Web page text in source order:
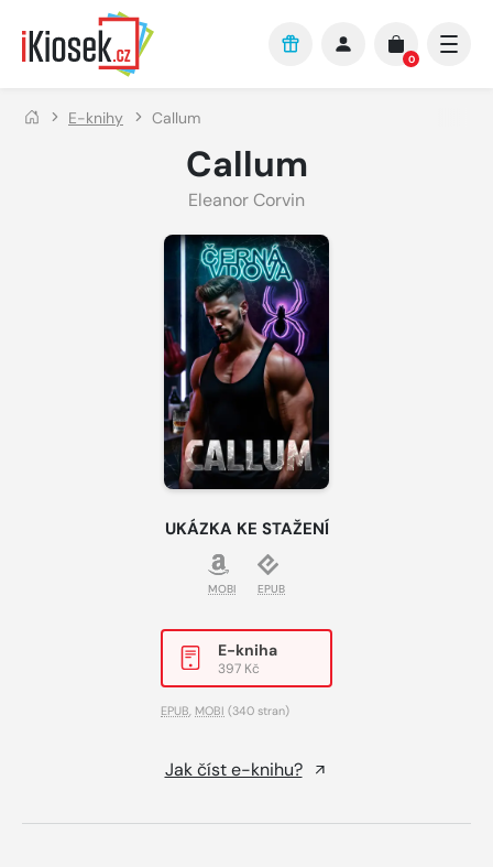
Přejít na hlavní obsah
0
E-knihy Callum
Callum
Eleanor Corvin
UKÁZKA KE STAŽENÍ
MOBI EPUB
E-kniha
397 Kč
EPUB, MOBI (340 stran)
Jak číst e-knihu?